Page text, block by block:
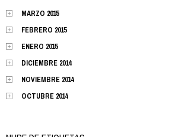
MARZO 2015
FEBRERO 2015
ENERO 2015
DICIEMBRE 2014
NOVIEMBRE 2014
OCTUBRE 2014